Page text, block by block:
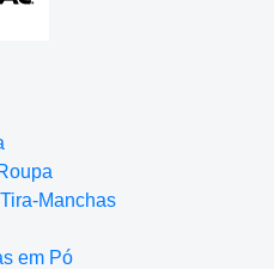
Manchas
em Pó